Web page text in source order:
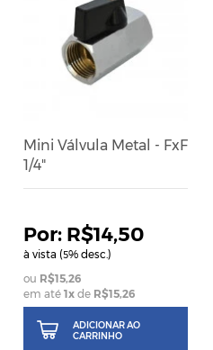
Mini Válvula Metal - FxF
1/4"
R$14,50
à vista (5% desc.)
R$15,26
em até 1xde R$15,26
ADICIONAR AO
CARRINHO